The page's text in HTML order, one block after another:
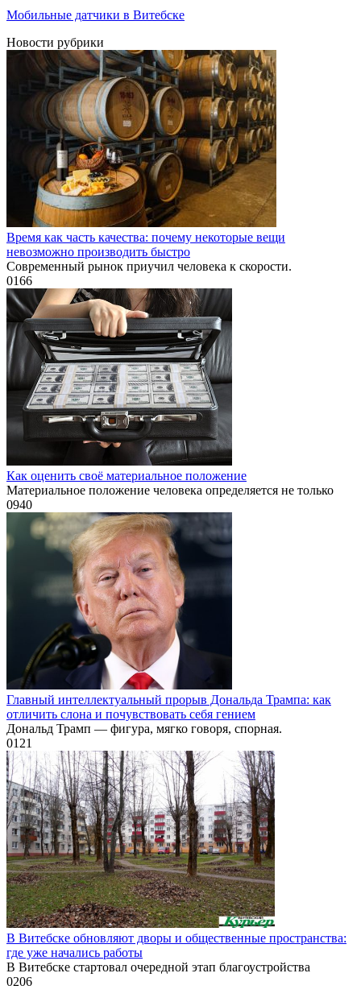
Мобильные датчики в Витебске
Новости рубрики
Время как часть качества: почему некоторые вещи
невозможно производить быстро
Современный рынок приучил человека к скорости.
0166
Как оценить своё материальное положение
Материальное положение человека определяется не только
0940
Главный интеллектуальный прорыв Дональда Трампа: как
отличить слона и почувствовать себя гением
Дональд Трамп — фигура, мягко говоря, спорная.
0121
В Витебске обновляют дворы и общественные пространства:
где уже начались работы
В Витебске стартовал очередной этап благоустройства
0206